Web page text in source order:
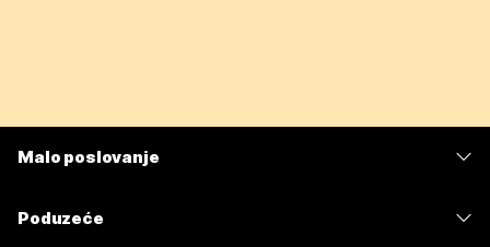
Malo poslovanje
Poduzeće